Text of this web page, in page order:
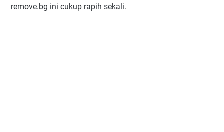
remove.bg ini cukup rapih sekali.